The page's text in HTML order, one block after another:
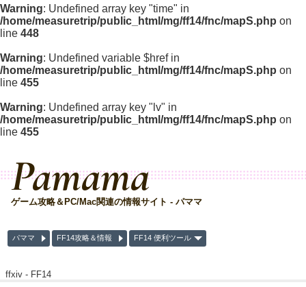
Warning: Undefined array key "time" in
/home/measuretrip/public_html/mg/ff14/fnc/mapS.php on
line 448
Warning: Undefined variable $href in
/home/measuretrip/public_html/mg/ff14/fnc/mapS.php on
line 455
Warning: Undefined array key "lv" in
/home/measuretrip/public_html/mg/ff14/fnc/mapS.php on
line 455
Pamama
ゲーム攻略＆PC/Mac関連の情報サイト - パママ
パママ FF14攻略＆情報 FF14 便利ツール
ffxiv - FF14